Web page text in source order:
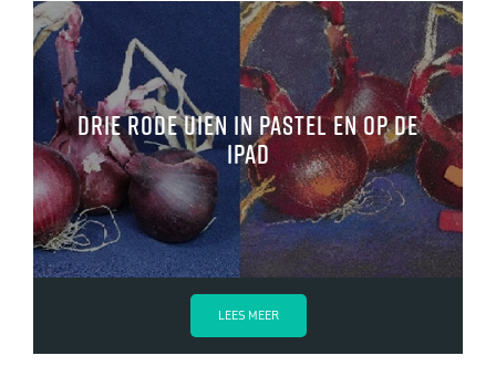
drie rode uien in pastel en op de
iPad
LEES MEER